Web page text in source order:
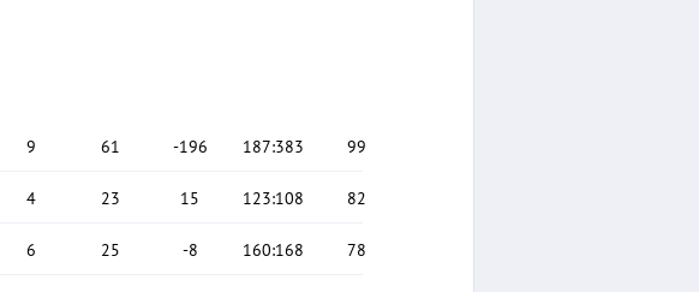
9 61 -196 187:383 99
4 23 15 123:108 82
6 25 -8 160:168 78